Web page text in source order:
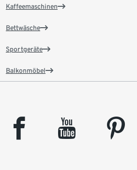
Kaffeemaschinen
Bettwäsche
Sportgeräte
Balkonmöbel
facebook youtube pinterest